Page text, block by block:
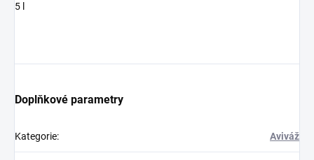
5 l
Doplňkové parametry
Kategorie: Aviváž